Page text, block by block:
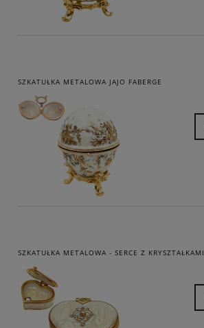
SZKATUŁKA METALOWA JAJO FABERGE
SZKATUŁKA METALOWA - SERCE Z KRYSZTAŁKAMI